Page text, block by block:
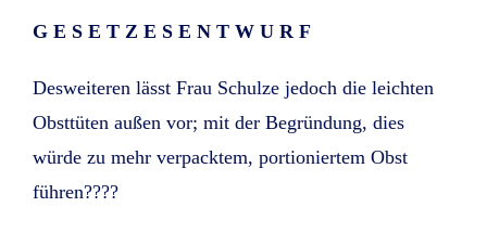
G E S E T Z E S E N T W U R F
Desweiteren lässt Frau Schulze jedoch die leichten
Obsttüten außen vor; mit der Begründung, dies
würde zu mehr verpacktem, portioniertem Obst
führen????